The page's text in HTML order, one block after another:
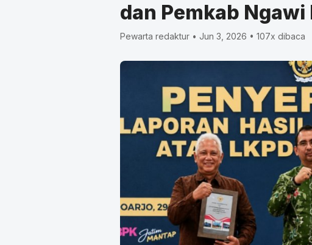
dan Pemkab Ngawi
Pewarta redaktur • Jun 3, 2026 • 107x dibaca